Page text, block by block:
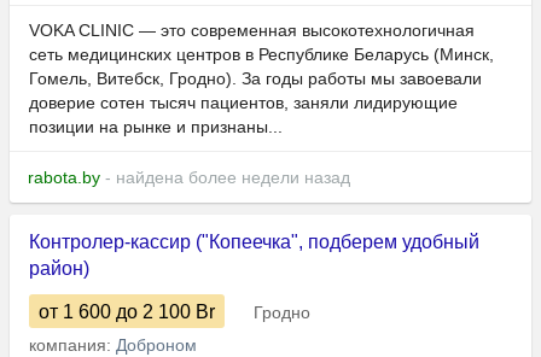
VOKA CLINIC — это современная высокотехнологичная
сеть медицинских центров в Республике Беларусь (Минск,
Гомель, Витебск, Гродно). За годы работы мы завоевали
доверие сотен тысяч пациентов, заняли лидирующие
позиции на рынке и признаны...
rabota.by - найдена более недели назад
Контролер-кассир ("Копеечка", подберем удобный
район)
от 1 600 до 2 100 Br
Гродно
компания: Доброном